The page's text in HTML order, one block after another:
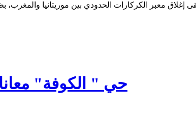
حي " الكوفة"